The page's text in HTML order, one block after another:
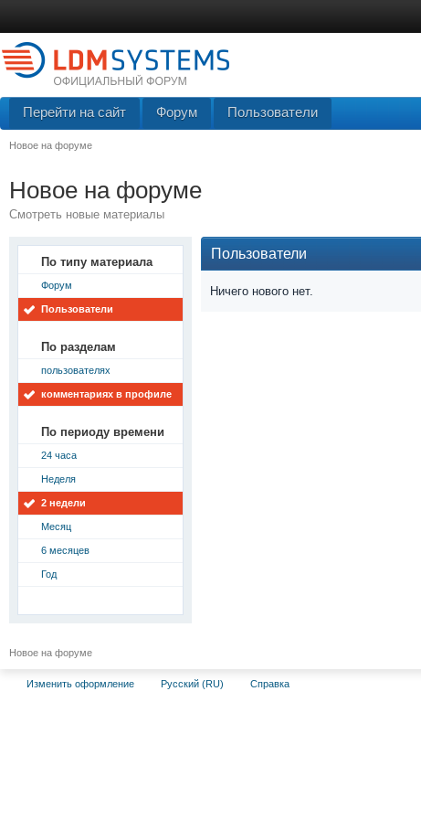
Перейти на сайт Форум Пользователи
Новое на форуме
Новое на форуме
Смотреть новые материалы
По типу материала
Форум
Пользователи
По разделам
пользователях
комментариях в профиле
По периоду времени
24 часа
Неделя
2 недели
Месяц
6 месяцев
Год
Пользователи
Ничего нового нет.
Новое на форуме
Изменить оформление Русский (RU) Справка